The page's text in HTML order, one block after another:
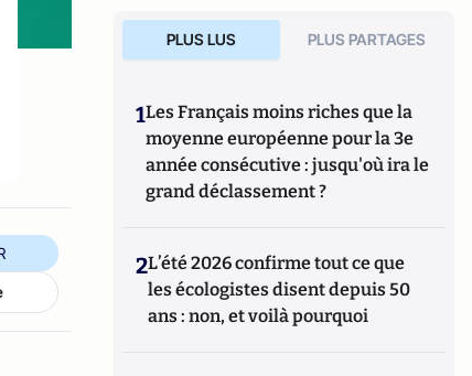
PLUS LUS PLUS PARTAGES
1Les Français moins riches que la
moyenne européenne pour la 3e
année consécutive : jusqu'où ira le
grand déclassement ?
2L’été 2026 confirme tout ce que
les écologistes disent depuis 50
ans : non, et voilà pourquoi